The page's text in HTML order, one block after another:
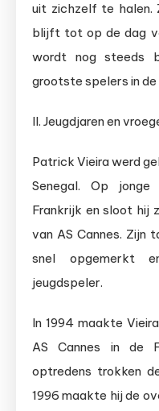
uit zichzelf te halen.
blijft tot op de dag
wordt nog steeds
grootste spelers in de
II. Jeugdjaren en
Patrick Vieira werd
Senegal. Op
Frankrijk en sloot hij
van AS Cannes. Zijn
snel opgemerkt
jeugdspeler.
In 1994 maakte
AS Cannes in de
optredens trokken
1996 maakte hij de